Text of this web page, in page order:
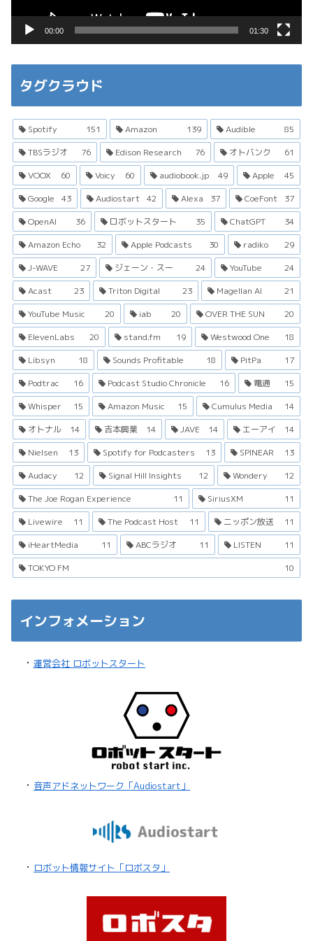
00:00 01:30
タグクラウド
Spotify 151 Amazon 139 Audible
85
TBSラジオ
76 Edison Research 76 オトバンク
61
VOOX
60 Voicy 60 audiobook.jp 49 Apple
45
Google
43 Audiostart 42 Alexa 37 CoeFont
37
OpenAI
36 ロボットスタート 35 ChatGPT
34
Amazon Echo
32 Apple Podcasts 30 radiko
29
J-WAVE
27 ジェーン・スー 24 YouTube
24
Acast
23 Triton Digital 23 Magellan AI
21
YouTube Music
20 iab 20 OVER THE SUN
20
ElevenLabs
20 stand.fm 19 Westwood One
18
Libsyn
18 Sounds Profitable 18 PitPa
17
Podtrac
16 Podcast Studio Chronicle 16 電通
15
Whisper
15 Amazon Music 15 Cumulus Media
14
オトナル
14 吉本興業 14 JAVE 14 エーアイ
14
Nielsen
13 Spotify for Podcasters 13 SPINEAR
13
Audacy
12 Signal Hill Insights 12 Wondery
12
The Joe Rogan Experience
11 SiriusXM
11
Livewire
11 The Podcast Host 11 ニッポン放送
11
iHeartMedia
11 ABCラジオ 11 LISTEN
11
TOKYO FM
10
インフォメーション
・ 運営会社 ロボットスタート
・ 音声アドネットワーク「Audiostart」
・ ロボット情報サイト「ロボスタ」